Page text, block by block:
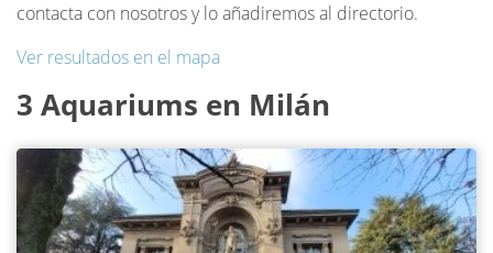
contacta con nosotros y lo añadiremos al directorio.
Ver resultados en el mapa
3 Aquariums en Milán